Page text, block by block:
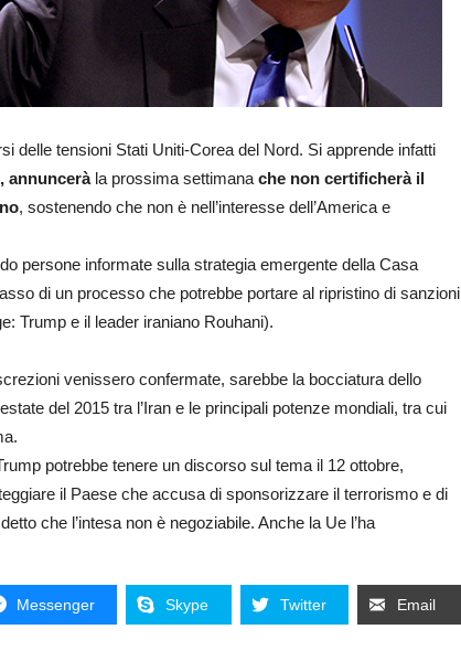
delle tensioni Stati Uniti-Corea del Nord. Si apprende infatti
annunceràla prossima settimana che non certificherà il
, sostenendo che non è nell’interesse dell’America e
persone informate sulla strategia emergente della Casa
di un processo che potrebbe portare al ripristino di sanzioni
Trump e il leader iraniano Rouhani).
venissero confermate, sarebbe la bocciatura dello
del 2015 tra l’Iran e le principali potenze mondiali, tra cui
potrebbe tenere un discorso sul tema il 12 ottobre,
il Paese che accusa di sponsorizzare il terrorismo e di
che l’intesa non è negoziabile. Anche la Ue l’ha
Messenger Skype Twitter Email